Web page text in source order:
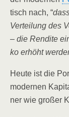
tisch nach, “
Ver­tei­lung des
– die Ren­di­te
ko erhöht
Heu­te ist die
moder­nen
ner wie gro­ßer